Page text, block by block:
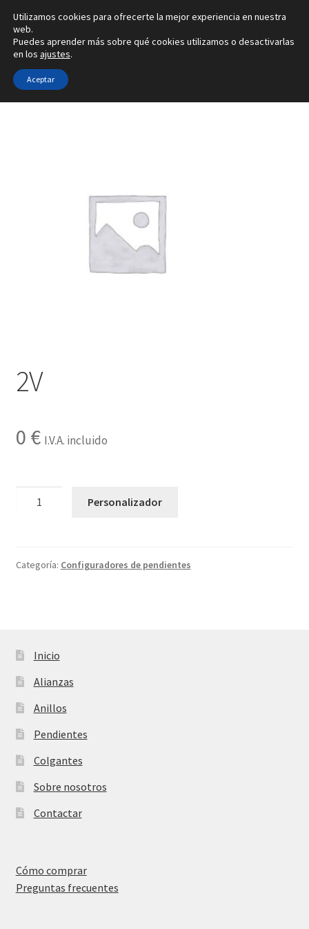
Ir
a
la
navegación
Ir
al
contenido
Inicio
Sobre nosotros
Inicio Tipo de joya
2V
0 € I.V.A. incluido
Personalizador
Categoría: Configuradores de pendientes
Inicio
Alianzas
Anillos
Pendientes
Colgantes
Sobre nosotros
Contactar
Cómo comprar
Preguntas frecuentes
Utilizamos cookies para ofrecerte la mejor experiencia en nuestra
web.
Puedes aprender más sobre qué cookies utilizamos o desactivarlas
en los ajustes.
Aceptar